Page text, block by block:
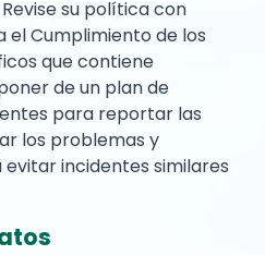
su política con
el Cumplimiento de los
que contiene
de un plan de
para reportar las
los problemas y
incidentes similares